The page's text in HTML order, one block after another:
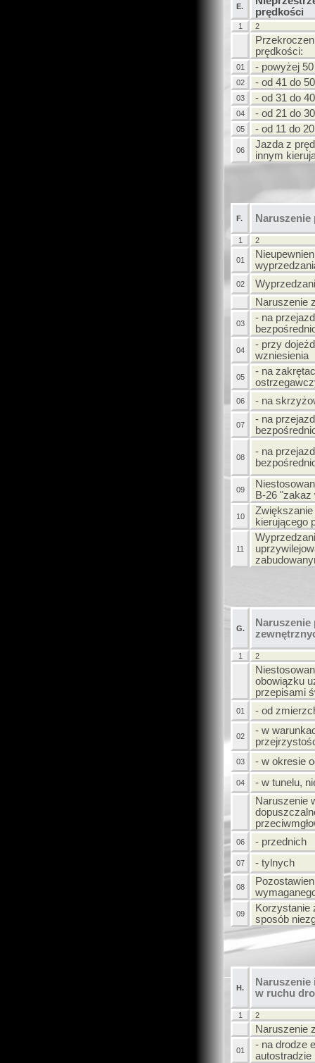
E.
prędkości
1 2
prędkości:
01 - powyżej
02 - od 41 do
03 - od 31 do
04 - od 21 do
05 - od 11 do
06
Jazda z
innym
F.
1 2
01
02
Naruszenie
03
- na
04
- przy
wzniesienia
05
- na
06 - na
07
- na
08
- na
09
B-26 "zakaz
10
kierującego
11
G.
1 2
obowiązku
przepisami
01 - od
02
- w
03 - w okresie
04
- w tunelu,
Naruszenie
06 - przednich
07 - tylnych
08
09
Korzystanie
sposób
H.
w ruchu
1 2
Naruszenie
01
- na drodze
autostradzie